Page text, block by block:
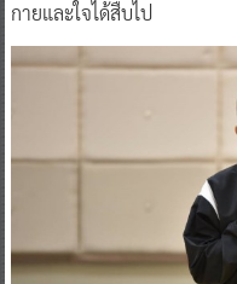
กายและใจได้สืบไป